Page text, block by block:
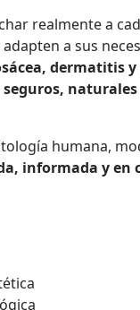
realmente a
a sus
dermatitis
humana,
informada y en